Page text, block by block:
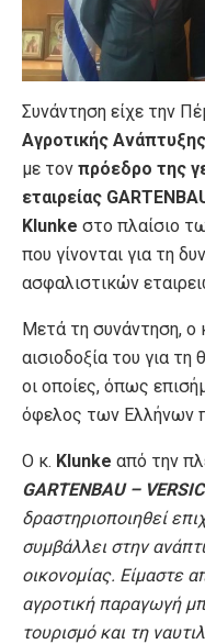
Συνάντηση είχε την
Αγροτικής
με τον πρόεδρο της
εταιρείας
Klunke στο πλαίσιο
που γίνονται για τη
ασφαλιστικών
Μετά τη συνάντηση, ο
αισιοδοξία του για
οι οποίες, όπως
όφελος των Ελλήνων
Ο κ. Klunke από την
GARTENBAU –
δραστηριοποιηθεί
συμβάλλει στην
οικονομίας. Είμαστε
αγροτική παραγωγή
τουρισμό και τη